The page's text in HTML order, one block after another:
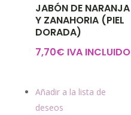
JABÓN DE NARANJA
Y ZANAHORIA (PIEL
DORADA)
7,70€ IVA INCLUIDO
Añadir a la lista de
deseos